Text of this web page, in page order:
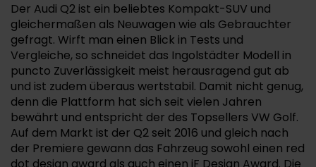
Der Audi Q2 ist ein beliebtes Kompakt-SUV und
gleichermaßen als Neuwagen wie als Gebrauchter
gefragt. Wirft man einen Blick in Tests und
Vergleiche, so schneidet das Ingolstädter Modell in
puncto Zuverlässigkeit meist herausragend gut ab
und ist zudem überaus wertstabil. Damit nicht genug,
denn die Plattform hat sich seit vielen Jahren
bewährt und entspricht der des Topsellers VW Golf.
Auf dem Markt ist der Q2 seit 2016 und gleich nach
der Premiere gewann das Fahrzeug sowohl einen red